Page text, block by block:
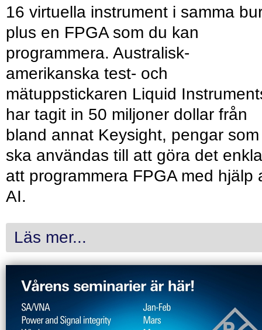
16 virtuella instrument i samma
plus en FPGA som du kan
programmera. Australisk-
amerikanska test- och
mätuppstickaren Liquid
har tagit in 50 miljoner dollar från
bland annat Keysight, pengar som
ska användas till att göra det
att programmera FPGA med hjälp
AI.
Läs mer...